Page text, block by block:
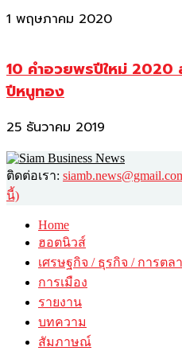
1 พฤษภาคม 2020
10 คำอวยพรปีใหม่
ปีหนูทอง
25 ธันวาคม 2019
ติดต่อเรา:
นี้)
Home
ฮอตนิวส์
เศรษฐกิจ / ธุรกิจ / การตล
การเมือง
รายงาน
บทความ
สัมภาษณ์